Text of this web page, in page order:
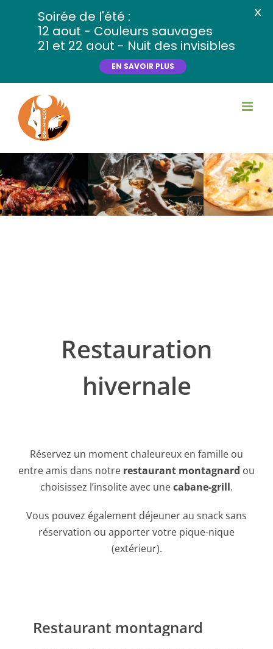
Restauration
hivernale
Réservez un moment chaleureux en famille ou
entre amis dans notre restaurant montagnard ou
choisissez l’insolite avec unecabane-grill.
Vous pouvez également déjeuner au snack sans
réservation ou apporter votre pique-nique
(extérieur).
Restaurant montagnard
Soirée de l'été :
12 aout - Couleurs sauvages
21 et 22 aout - Nuit des invisibles
EN SAVOIR PLUS
X